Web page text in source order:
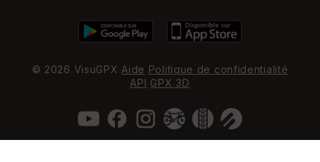
© 2026 VisuGPX Aide Politique de confidentialité
API GPX 3D